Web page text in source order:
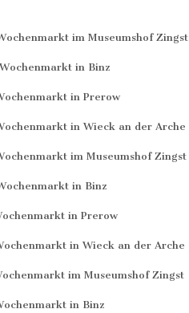
im Museumshof Zingst
in Binz
in Prerow
in Wieck an der Arche
im Museumshof Zingst
in Binz
in Prerow
in Wieck an der Arche
im Museumshof Zingst
in Binz